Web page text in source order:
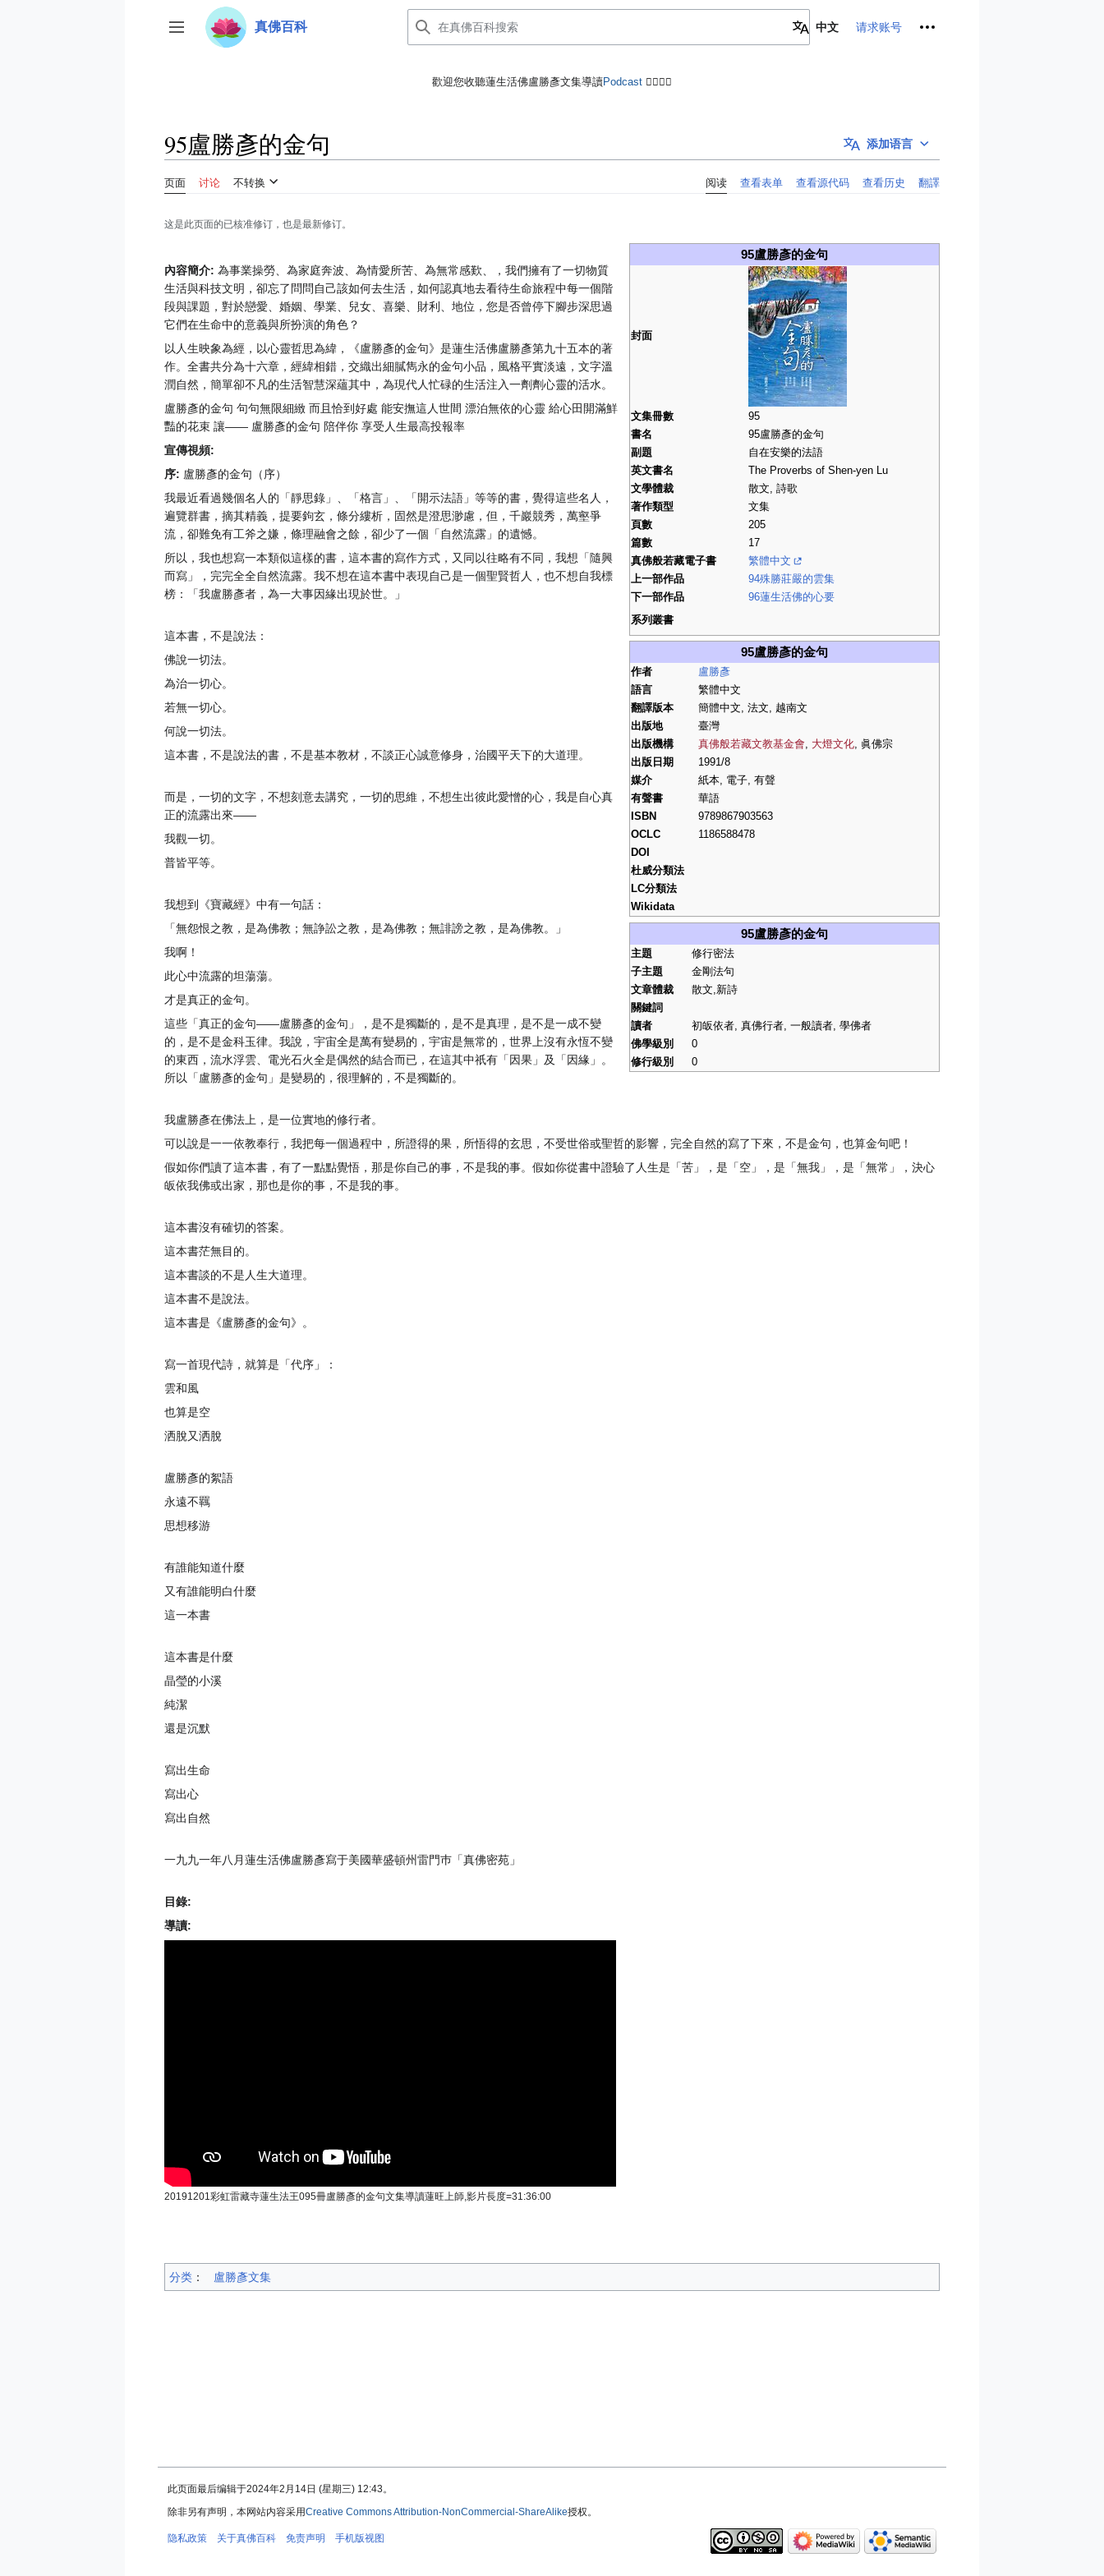
转开关侧边栏
真佛百科 中文 请求账号 个人工具
歡迎您收聽蓮生活佛盧勝彥文集導讀Podcast 🙋‍♂️🙋‍♀️
添加语言
95盧勝彥的金句
页面 讨论 不转换 阅读 查看表单 查看源代码 查看历史 翻譯
这是此页面的已核准修订，也是最新修订。
95盧勝彥的金句
封面
文集冊數
95
書名
95盧勝彥的金句
副題
自在安樂的法語
英文書名
The Proverbs of Shen-yen Lu
文學體裁
散文, 詩歌
著作類型
文集
頁數
205
篇數
17
真佛般若藏電子書
繁體中文
上一部作品
94殊勝莊嚴的雲集
下一部作品
96蓮生活佛的心要
系列叢書
95盧勝彥的金句
作者
盧勝彥
語言
繁體中文
翻譯版本
簡體中文, 法文, 越南文
出版地
臺灣
出版機構
真佛般若藏文教基金會, 大燈文化, 眞佛宗
出版日期
1991/8
媒介
紙本, 電子, 有聲
有聲書
華語
ISBN
9789867903563
OCLC
1186588478
DOI
杜威分類法
LC分類法
Wikidata
95盧勝彥的金句
主題
修行密法
子主題
金剛法句
文章體裁
散文,新詩
關鍵詞
讀者
初皈依者, 真佛行者, 一般讀者, 學佛者
佛學級別
0
修行級別
0
內容簡介: 為事業操勞、為家庭奔波、為情愛所苦、為無常感歎、，我們擁有了一切物質
生活與科技文明，卻忘了問問自己該如何去生活，如何認真地去看待生命旅程中每一個階
段與課題，對於戀愛、婚姻、學業、兒女、喜樂、財利、地位，您是否曾停下腳步深思過
它們在生命中的意義與所扮演的角色？
以人生映象為經，以心靈哲思為緯，《盧勝彥的金句》是蓮生活佛盧勝彥第九十五本的著
作。全書共分為十六章，經緯相錯，交織出細膩雋永的金句小品，風格平實淡遠，文字溫
潤自然，簡單卻不凡的生活智慧深蘊其中，為現代人忙碌的生活注入一劑劑心靈的活水。
盧勝彥的金句 句句無限細緻 而且恰到好處 能安撫這人世間 漂泊無依的心靈 給心田開滿鮮
豔的花束 讓—— 盧勝彥的金句 陪伴你 享受人生最高投報率
宣傳視頻:
序: 盧勝彥的金句（序）
我最近看過幾個名人的「靜思錄」、「格言」、「開示法語」等等的書，覺得這些名人，
遍覽群書，摘其精義，提要鉤玄，條分縷析，固然是澄思渺慮，但，千巖競秀，萬壑爭
流，卻難免有工斧之嫌，條理融會之餘，卻少了一個「自然流露」的遺憾。
所以，我也想寫一本類似這樣的書，這本書的寫作方式，又同以往略有不同，我想「隨興
而寫」，完完全全自然流露。我不想在這本書中表現自己是一個聖賢哲人，也不想自我標
榜：「我盧勝彥者，為一大事因緣出現於世。」
這本書，不是說法：
佛說一切法。
為治一切心。
若無一切心。
何說一切法。
這本書，不是說法的書，不是基本教材，不談正心誠意修身，治國平天下的大道理。
而是，一切的文字，不想刻意去講究，一切的思維，不想生出彼此愛憎的心，我是自心真
正的流露出來——
我觀一切。
普皆平等。
我想到《寶藏經》中有一句話：
「無怨恨之教，是為佛教；無諍訟之教，是為佛教；無誹謗之教，是為佛教。」
我啊！
此心中流露的坦蕩蕩。
才是真正的金句。
這些「真正的金句——盧勝彥的金句」，是不是獨斷的，是不是真理，是不是一成不變
的，是不是金科玉律。我說，宇宙全是萬有變易的，宇宙是無常的，世界上沒有永恆不變
的東西，流水浮雲、電光石火全是偶然的結合而已，在這其中祇有「因果」及「因緣」。
所以「盧勝彥的金句」是變易的，很理解的，不是獨斷的。
我盧勝彥在佛法上，是一位實地的修行者。
可以說是一一依教奉行，我把每一個過程中，所證得的果，所悟得的玄思，不受世俗或聖哲的影響，完全自然的寫了下來，不是金句，也算金句吧！
假如你們讀了這本書，有了一點點覺悟，那是你自己的事，不是我的事。假如你從書中證驗了人生是「苦」，是「空」，是「無我」，是「無常」，決心
皈依我佛或出家，那也是你的事，不是我的事。
這本書沒有確切的答案。
這本書茫無目的。
這本書談的不是人生大道理。
這本書不是說法。
這本書是《盧勝彥的金句》。
寫一首現代詩，就算是「代序」：
雲和風
也算是空
洒脫又洒脫
盧勝彥的絮語
永遠不羈
思想移游
有誰能知道什麼
又有誰能明白什麼
這一本書
這本書是什麼
晶瑩的小溪
純潔
還是沉默
寫出生命
寫出心
寫出自然
一九九一年八月蓮生活佛盧勝彥寫于美國華盛頓州雷門巿「真佛密苑」
目錄:
導讀:
20191201彩虹雷藏寺蓮生法王095冊盧勝彥的金句文集導讀蓮旺上師,影片長度=31:36:00
分类 ：​ 盧勝彥文集
此页面最后编辑于2024年2月14日 (星期三) 12:43。
除非另有声明，本网站内容采用Creative Commons Attribution-NonCommercial-ShareAlike授权。
隐私政策 关于真佛百科 免责声明 手机版视图